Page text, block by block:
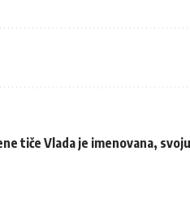
tiče Vlada je imenovana,